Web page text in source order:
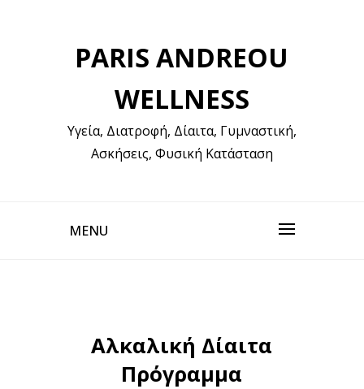
PARIS ANDREOU
WELLNESS
Υγεία, Διατροφή, Δίαιτα, Γυμναστική,
Ασκήσεις, Φυσική Κατάσταση
MENU
Αλκαλική Δίαιτα
Πρόγραμμα